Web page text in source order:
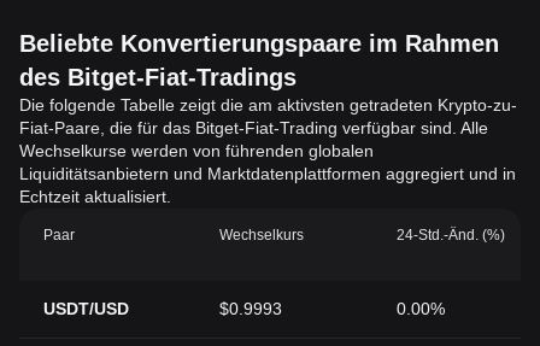
Beliebte Konvertierungspaare im Rahmen
des Bitget-Fiat-Tradings
Die folgende Tabelle zeigt die am aktivsten getradeten Krypto-zu-
Fiat-Paare, die für das Bitget-Fiat-Trading verfügbar sind. Alle
Wechselkurse werden von führenden globalen
Liquiditätsanbietern und Marktdatenplattformen aggregiert und in
Echtzeit aktualisiert.
Paar Wechselkurs 24-Std.-Änd. (%)
USDT/USD $0.9993 0.00%